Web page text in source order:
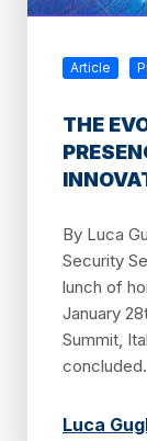
Article
THE
By Luca
Security
lunch of
January
Summit,
Luca